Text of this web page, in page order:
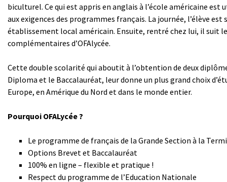
biculturel. Ce qui est appris en anglais à l’école américaine est
aux exigences des programmes français. La journée, l’élève est
établissement local américain. Ensuite, rentré chez lui, il suit
complémentaires d’OFAlycée.
Cette double scolarité qui aboutit à l’obtention de deux
Diploma et le Baccalauréat, leur donne un plus grand choix
Europe, en Amérique du Nord et dans le monde entier.
Pourquoi OFALycée ?
Le programme de français de la Grande Section à la
Options Brevet et Baccalauréat
100% en ligne – flexible et pratique !
Respect du programme de l’Education Nationale